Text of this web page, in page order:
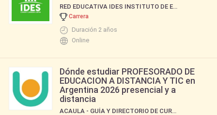
RED EDUCATIVA IDES INSTITUTO DE ESTUDIOS SOCIALES DE BUENOS AIRES
Carrera
Duración 2 años
Online
Dónde estudiar PROFESORADO DE
EDUCACION A DISTANCIA Y TIC en
Argentina 2026 presencial y a
distancia
ACAULA - GUÍA Y DIRECTORIO DE CURSOS Y CARRERAS